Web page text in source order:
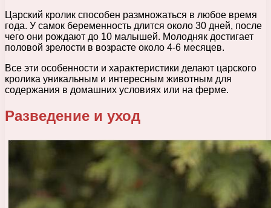
Царский кролик способен размножаться в любое время
года. У самок беременность длится около 30 дней, после
чего они рождают до 10 малышей. Молодняк достигает
половой зрелости в возрасте около 4-6 месяцев.
Все эти особенности и характеристики делают царского
кролика уникальным и интересным животным для
содержания в домашних условиях или на ферме.
Разведение и уход